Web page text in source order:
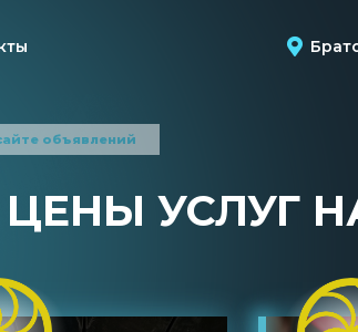
объявлений
УСЛУГ